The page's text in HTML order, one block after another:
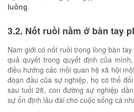
luồng.
3.2. Nốt ruồi nằm ở bàn tay
Nam giới có nốt ruồi trong lòng bàn
quả quyết trong quyết định của
điều hướng các mối quan hệ xã hội
đoạn đầu của sự nghiệp, họ có thể
sau tuổi 28, con đường sự nghiệp
sự ổn định lâu dài cho cuộc sống cá